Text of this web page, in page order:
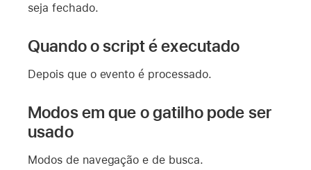
seja fechado.
Quando o script é executado
Depois que o evento é processado.
Modos em que o gatilho pode ser
usado
Modos de navegação e de busca.